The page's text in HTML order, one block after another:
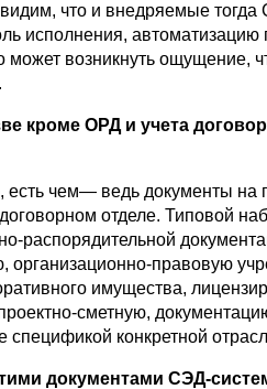
что и внедряемые
исполнения, автоматизацию
может возникнуть ощущение,
кроме ОРД и учета
есть чем— ведь документы на
отделе. Типовой
распорядительной
организационно-правовую
имущества,
сметную,
конкретной
документами СЭД-